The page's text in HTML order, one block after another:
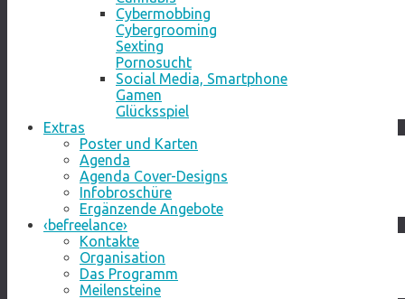
Cybermobbing
Cybergrooming
Sexting
Pornosucht
Social Media, Smartphone
Gamen
Glücksspiel
Extras
Poster und Karten
Agenda
Agenda Cover-Designs
Infobroschüre
Ergänzende Angebote
‹befreelance›
Kontakte
Organisation
Das Programm
Meilensteine